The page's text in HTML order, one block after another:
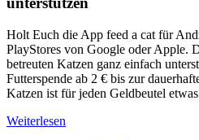
Holt Euch die App feed a cat für
PlayStores von Google oder Apple.
betreuten Katzen ganz einfach
Futterspende ab 2 € bis zur
Katzen ist für jeden Geldbeutel
Weiterlesen